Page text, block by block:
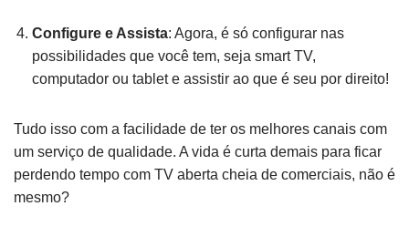
Configure e Assista: Agora, é só configurar nas
possibilidades que você tem, seja smart TV,
computador ou tablet e assistir ao que é seu por direito!
Tudo isso com a facilidade de ter os melhores canais com
um serviço de qualidade. A vida é curta demais para ficar
perdendo tempo com TV aberta cheia de comerciais, não é
mesmo?